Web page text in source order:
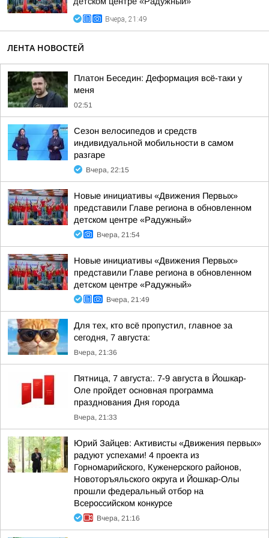
Вчера, 21:49
ЛЕНТА НОВОСТЕЙ
Платон Беседин: Деформация всё-таки у
меня
02:51
Сезон велосипедов и средств
индивидуальной мобильности в самом
разгаре
Вчера, 22:15
Новые инициативы «Движения Первых»
представили Главе региона в обновленном
детском центре «Радужный»
Вчера, 21:54
Новые инициативы «Движения Первых»
представили Главе региона в обновленном
детском центре «Радужный»
Вчера, 21:49
Для тех, кто всё пропустил, главное за
сегодня, 7 августа:
Вчера, 21:36
Пятница, 7 августа:. 7-9 августа в Йошкар-
Оле пройдет основная программа
празднования Дня города
Вчера, 21:33
Юрий Зайцев: Активисты «Движения первых»
радуют успехами! 4 проекта из
Горномарийского, Куженерского районов,
Новоторъяльского округа и Йошкар-Олы
прошли федеральный отбор на
Всероссийском конкурсе
Вчера, 21:16